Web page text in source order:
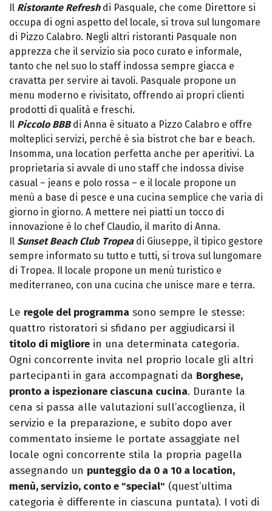
Il Ristorante Refreshdi Pasquale, che come Direttore si
occupa di ogni aspetto del locale, si trova sul lungomare
di Pizzo Calabro. Negli altri ristoranti Pasquale non
apprezza che il servizio sia poco curato e informale,
tanto che nel suo lo staff indossa sempre giacca e
cravatta per servire ai tavoli. Pasquale propone un
menu moderno e rivisitato, offrendo ai propri clienti
prodotti di qualità e freschi.
Il Piccolo BBBdi Anna è situato a Pizzo Calabro e offre
molteplici servizi, perché è sia bistrot che bar e beach.
Insomma, una location perfetta anche per aperitivi. La
proprietaria si avvale di uno staff che indossa divise
casual – jeans e polo rossa – e il locale propone un
menù a base di pesce e una cucina semplice che varia di
giorno in giorno. A mettere nei piatti un tocco di
innovazione è lo chef Claudio, il marito di Anna.
Il Sunset Beach Club Tropeadi Giuseppe, il tipico gestore
sempre informato su tutto e tutti, si trova sul lungomare
di Tropea. Il locale propone un menù turistico e
mediterraneo, con una cucina che unisce mare e terra.
Le regole del programma sono sempre le stesse:
quattro ristoratori si sfidano per aggiudicarsi il
titolo di migliore in una determinata categoria.
Ogni concorrente invita nel proprio locale gli altri
partecipanti in gara accompagnati da Borghese,
pronto a ispezionare ciascuna cucina. Durante la
cena si passa alle valutazioni sull’accoglienza, il
servizio e la preparazione, e subito dopo aver
commentato insieme le portate assaggiate nel
locale ogni concorrente stila la propria pagella
assegnando un punteggio da 0 a 10 a location,
menù, servizio, conto e "special" (quest’ultima
categoria è differente in ciascuna puntata). I voti di